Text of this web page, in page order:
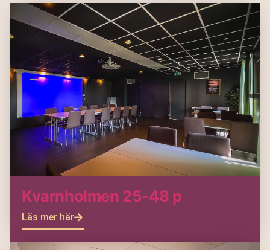
Kvarnholmen 25-48 p
Läs mer här